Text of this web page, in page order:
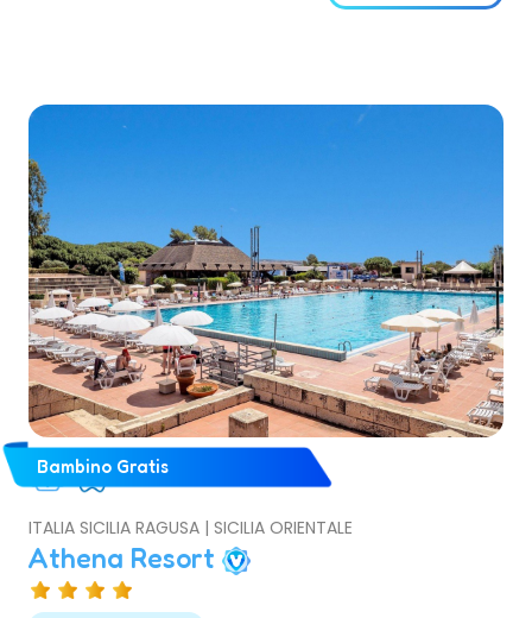
Bambino Gratis
ITALIA SICILIA RAGUSA | SICILIA ORIENTALE
Athena Resort